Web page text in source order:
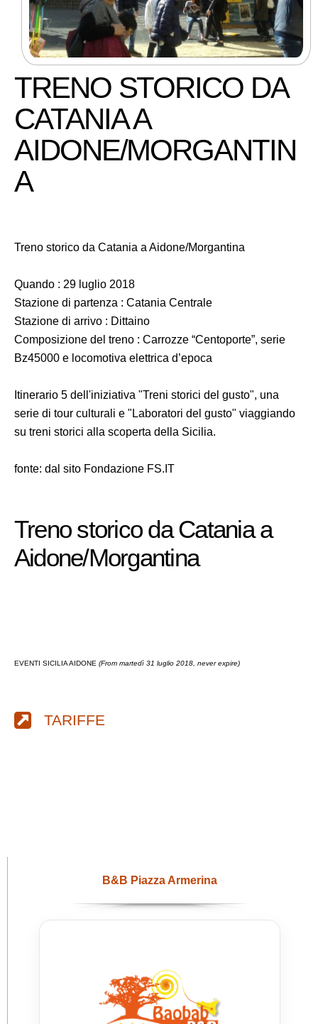
TRENO STORICO DA
CATANIA A
AIDONE/MORGANTIN
A
Treno storico da Catania a Aidone/Morgantina
Quando : 29 luglio 2018
Stazione di partenza : Catania Centrale
Stazione di arrivo : Dittaino
Composizione del treno : Carrozze “Centoporte”, serie
Bz45000 e locomotiva elettrica d’epoca
Itinerario 5 dell'iniziativa "Treni storici del gusto", una
serie di tour culturali e "Laboratori del gusto" viaggiando
su treni storici alla scoperta della Sicilia.
fonte: dal sito Fondazione FS.IT
Treno storico da Catania a
Aidone/Morgantina
EVENTI SICILIA AIDONE (From martedì 31 luglio 2018, never expire)
TARIFFE
B&B Piazza Armerina